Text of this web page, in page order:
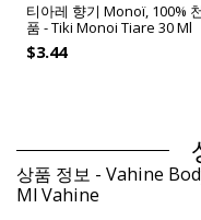
티아레 향기 Monoï, 100%
품 - Tiki Monoi Tiare 30 Ml
$3.44
상품 정보 - Vahine
Ml Vahine